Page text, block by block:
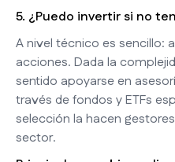
5. ¿Puedo invertir si no
A nivel técnico es sencillo:
acciones. Dada la
sentido apoyarse en
través de fondos y ETFs
selección la hacen
sector.